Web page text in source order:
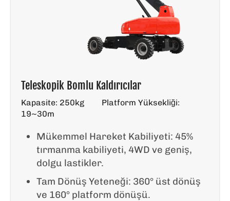
Teleskopik Bomlu Kaldırıcılar
Kapasite: 250kg
Platform Yüksekliği:
19~30m
Mükemmel Hareket Kabiliyeti: 45%
tırmanma kabiliyeti, 4WD ve geniş,
dolgu lastikler.
Tam Dönüş Yeteneği: 360° üst dönüş
ve 160° platform dönüşü.